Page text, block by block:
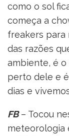
como o sol
começa a
freakers para
das razões
ambiente, é o
perto dele e
dias e
FB– Tocou
meteorologia